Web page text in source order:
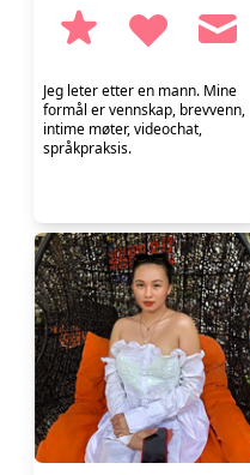
Jeg leter etter en mann. Mine
formål er vennskap, brevvenn,
intime møter, videochat,
språkpraksis.